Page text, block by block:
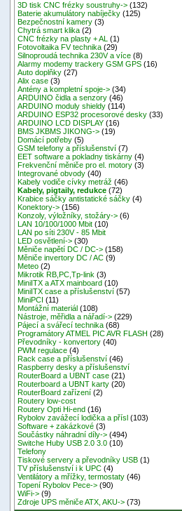
3D tisk CNC frézky soustruhy-> (132)
Baterie akumulátory nabíječky (125)
Bezpečnostní kamery (3)
Chytrá smart klika (2)
CNC frézky na plasty + AL
(1)
Fotovoltaika FV technika (29)
Silnoproudá technika 230V a více (8)
Alarmy modemy trackery GSM GPS (16)
Auto doplňky (27)
Alix case (3)
Antény a kompletní spoje-> (34)
ARDUINO čidla a senzory (46)
ARDUINO moduly shieldy (114)
ARDUINO ESP32 procesorové desky (33)
ARDUINO LCD DISPLAY (16)
BMS JKBMS JIKONG-> (19)
Domácí potřeby (5)
GSM telefony a příslušenství (7)
EET software a pokladny tiskárny (4)
Frekvenční měniče pro el. motory (3)
Integrované obvody (40)
Kabely vodiče cívky metráž (46)
Kabely, pigtaily, redukce (72)
Krabice sáčky antistatické sáčky (4)
Konektory-> (156)
Konzoly, výložníky, stožáry-> (6)
LAN 10/100/1000 Mbit (10)
LAN po síti 230V - 85 Mbit
LED osvětlení-> (30)
Měniče napětí DC / DC-> (158)
Měniče invertory DC / AC (9)
Meteo (2)
Mikrotik RB,PC,Tp-link (3)
MiniITX a ATX mainboard (10)
MiniITX case a příslušenství (57)
MiniPCI (11)
Montážní materiál (108)
Nástroje, měřidla a nářadí-> (229)
Pájecí a svářecí technika (68)
Programátory ATMEL PIC AVR FLASH (28)
Převodníky - konvertory (40)
PWM regulace (4)
Rack case a příslušenství (46)
Raspberry desky a příslušenství
RouterBoard a UBNT case (21)
Routerboard a UBNT karty (20)
RouterBoard zařízení (2)
Routery low-cost
Routery Opti Hi-end (16)
Rybolov zavážecí lodička a přísl (103)
Software + zakázkové (3)
Součástky náhradní díly-> (494)
Switche Huby USB 2.0 3.0 (10)
Telefony
Tiskové servery a převodníky USB (1)
TV příslušenství i k UPC (4)
Ventilátory a mřížky, termostaty (46)
Topení Rybolov Pece-> (90)
WiFi-> (9)
Zdroje UPS měniče ATX, AKU-> (73)